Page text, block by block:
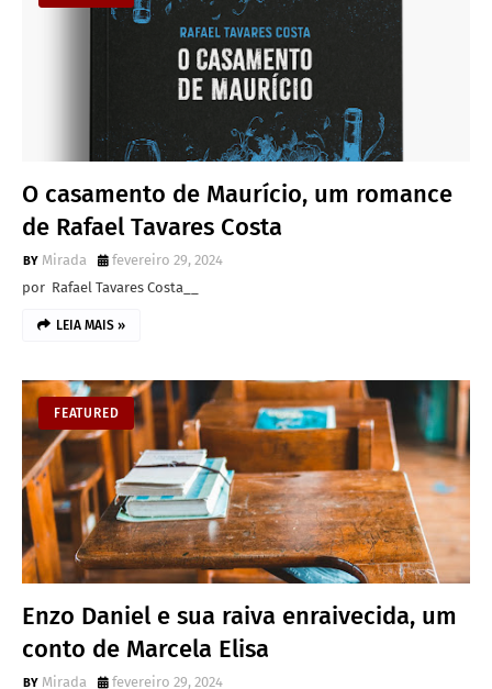
O casamento de Maurício, um romance
de Rafael Tavares Costa
Mirada
fevereiro 29, 2024
por Rafael Tavares Costa__
LEIA MAIS »
FEATURED
Enzo Daniel e sua raiva enraivecida, um
conto de Marcela Elisa
Mirada
fevereiro 29, 2024